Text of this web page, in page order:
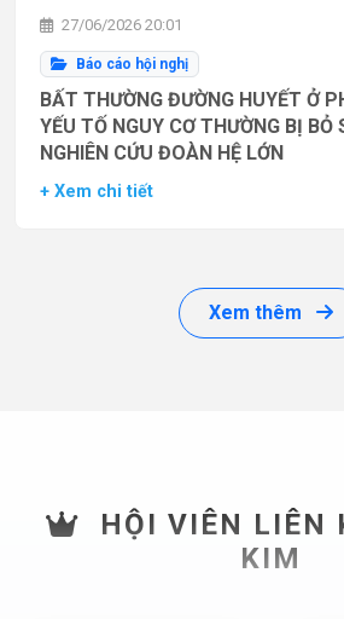
27/06/2026 20:01
Báo cáo hội nghị
BẤT THƯỜNG ĐƯỜNG HUYẾT Ở
YẾU TỐ NGUY CƠ THƯỜNG BỊ BỎ
NGHIÊN CỨU ĐOÀN HỆ LỚN
+ Xem chi tiết
Xem thêm
HỘI VIÊN LIÊN
KIM